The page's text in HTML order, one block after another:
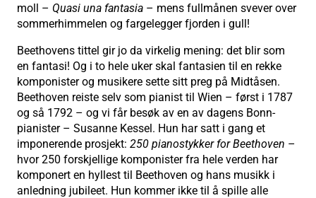
moll – Quasi una fantasia – mens fullmånen svever over
sommerhimmelen og fargelegger fjorden i gull!
Beethovens tittel gir jo da virkelig mening: det blir som
en fantasi! Og i to hele uker skal fantasien til en rekke
komponister og musikere sette sitt preg på Midtåsen.
Beethoven reiste selv som pianist til Wien – først i 1787
og så 1792 – og vi får besøk av en av dagens Bonn-
pianister – Susanne Kessel. Hun har satt i gang et
imponerende prosjekt: 250 pianostykker for Beethoven –
hvor 250 forskjellige komponister fra hele verden har
komponert en hyllest til Beethoven og hans musikk i
anledning jubileet. Hun kommer ikke til å spille alle